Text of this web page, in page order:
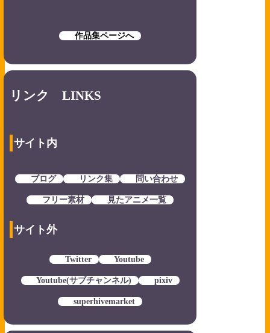
作品集ページへ
リンク LINKS
サイト内
ブログ リンク集 問い合わせ
フリー素材 見たアニメ一覧
サイト外
Twitter Youtube
Youtube(サブチャンネル) pixiv
superhivemarket